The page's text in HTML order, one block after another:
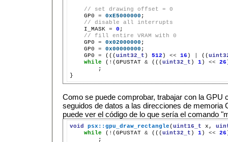
// set drawing offset = 0
GP0
= 0xE5000000
// disable all interrupts
I_MASK
= 0
// fill entire VRAM with 0
GP0
= 0x02000000
GP0
= 0x00000000
GP0
= ((( uint32_t ) 512 ) << 16 ) ((
while
( ! (GPUSTAT & ((( uint32_t ) 1) <<
26
;
Como se puede comprobar, trabajar con la GPU
seguidos de datos a las direcciones de memoria
puede ver el código de lo que sería el comando
void psx::gpu_draw_rectangle(uint16_t x,
while
( ! (GPUSTAT & (((uint32_t ) 1) <<
26